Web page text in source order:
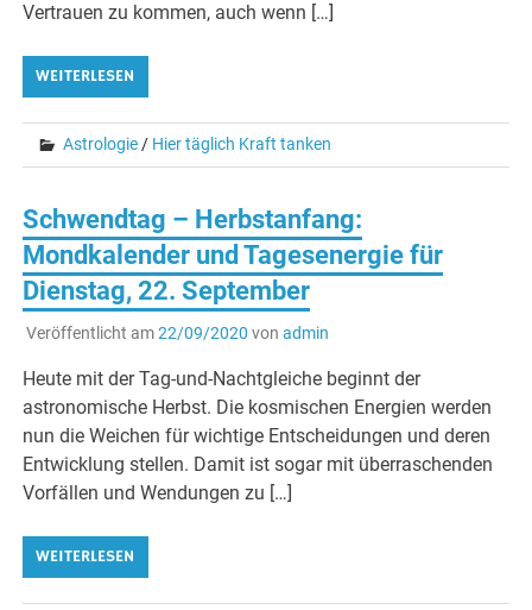
Vertrauen zu kommen, auch wenn […]
WEITERLESEN
Astrologie/ Hier täglich Kraft tanken
Schwendtag – Herbstanfang:
Mondkalender und Tagesenergie für
Dienstag, 22. September
Veröffentlicht am22/09/2020 von admin
Heute mit der Tag-und-Nachtgleiche beginnt der
astronomische Herbst. Die kosmischen Energien werden
nun die Weichen für wichtige Entscheidungen und deren
Entwicklung stellen. Damit ist sogar mit überraschenden
Vorfällen und Wendungen zu […]
WEITERLESEN